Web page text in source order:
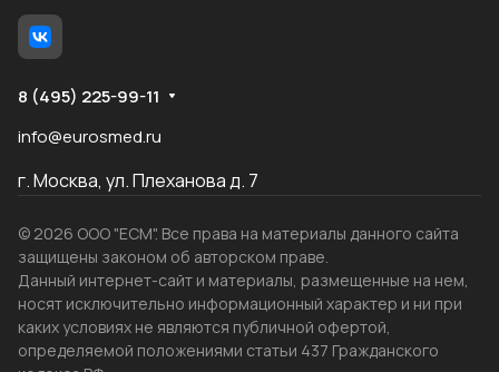
8 (495) 225-99-11
info@eurosmed.ru
г. Москва, ул. Плеханова д. 7
© 2026 ООО "ЕСМ". Все права на материалы данного сайта
защищены законом об авторском праве.
Данный интернет-сайт и материалы, размещенные на нем,
носят исключительно информационный характер и ни при
каких условиях не являются публичной офертой,
определяемой положениями статьи 437 Гражданского